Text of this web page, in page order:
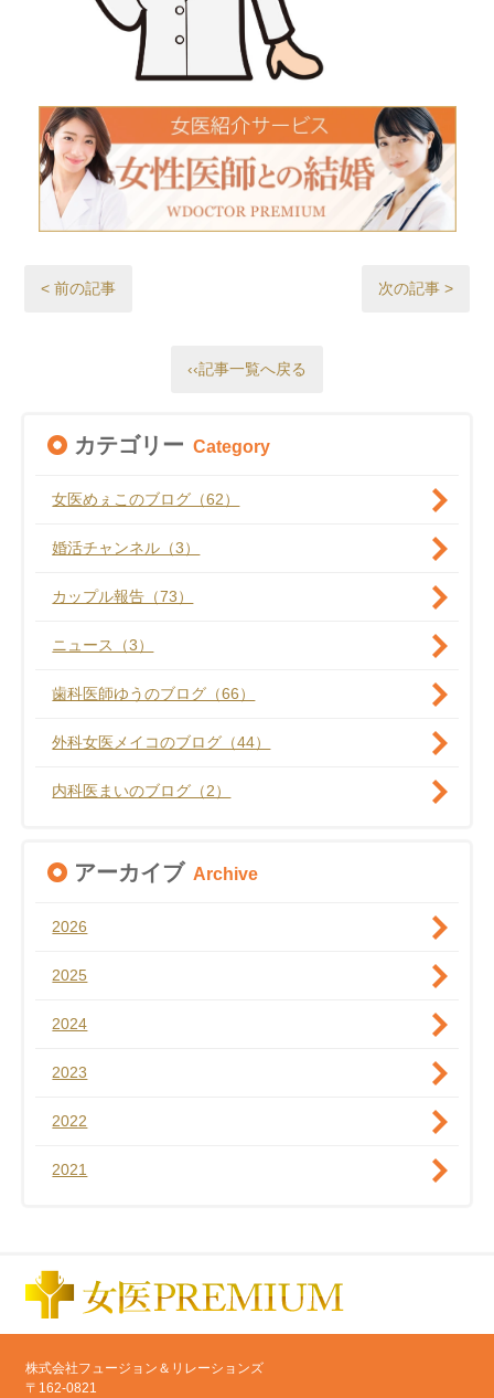
< 前の記事 次の記事 >
‹‹記事一覧へ戻る
カテゴリー Category
女医めぇこのブログ（62）
婚活チャンネル（3）
カップル報告（73）
ニュース（3）
歯科医師ゆうのブログ（66）
外科女医メイコのブログ（44）
内科医まいのブログ（2）
アーカイブ Archive
2026
2025
2024
2023
2022
2021
株式会社フュージョン＆リレーションズ
〒162-0821